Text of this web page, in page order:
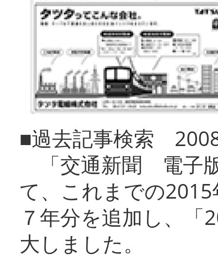
■過去記事検索
「交通新聞 電子
て、これまでの
７年分を追加し、「
大しまし